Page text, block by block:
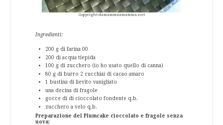
Copyright damammaamamma.net
Ingredienti:
200 g di farina 00
200 di acqua tiepida
100 g di zucchero (io ho usato quello di canna)
80 g di burro 2 cucchiai di cacao amaro
1 bustina di lievito vanigliato
una decina di fragole
gocce di di cioccolato fondente q.b.
zucchero a velo q.b.
Preparazione del Plumcake cioccolato e fragole senza
uova: